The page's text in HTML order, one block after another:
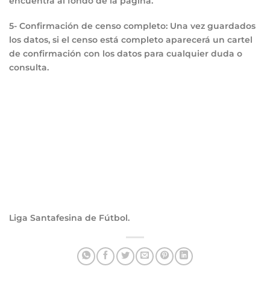
5- Confirmación de censo completo: Una vez guardados
los datos, si el censo está completo aparecerá un cartel
de confirmación con los datos para cualquier duda o
consulta.
Liga Santafesina de Fútbol.